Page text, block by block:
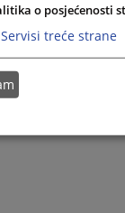
o posjećenosti
Servisi treće strane